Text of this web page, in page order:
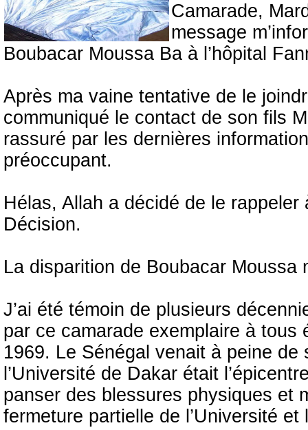
Camarade,
message
Boubacar Moussa Ba à l’hôpital
Après ma vaine tentative de le
communiqué le contact de son fils
rassuré par les dernières
préoccupant.
Hélas, Allah a décidé de le
Décision.
La disparition de Boubacar Moussa
J’ai été témoin de plusieurs
par ce camarade exemplaire à
1969. Le Sénégal venait à peine
l’Université de Dakar était
panser des blessures physiques et
fermeture partielle de l’Université